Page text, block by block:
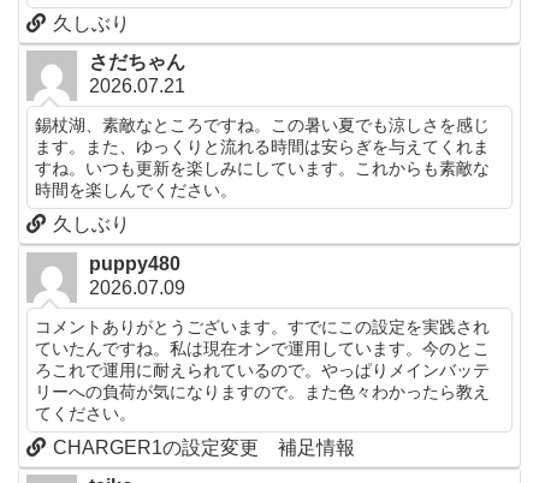
久しぶり
さだちゃん
2026.07.21
錫杖湖、素敵なところですね。この暑い夏でも涼しさを感じ
ます。また、ゆっくりと流れる時間は安らぎを与えてくれま
すね。いつも更新を楽しみにしています。これからも素敵な
時間を楽しんでください。
久しぶり
puppy480
2026.07.09
コメントありがとうございます。すでにこの設定を実践され
ていたんですね。私は現在オンで運用しています。今のとこ
ろこれで運用に耐えられているので。やっぱりメインバッテ
リーへの負荷が気になりますので。また色々わかったら教え
てください。
CHARGER1の設定変更 補足情報